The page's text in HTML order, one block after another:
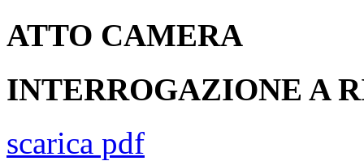
ATTO CAMERA
INTERROGAZIONE A
scarica pdf